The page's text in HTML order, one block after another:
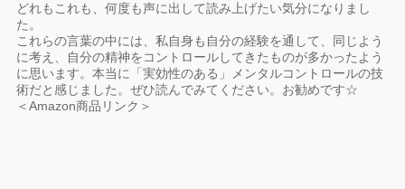
どれもこれも、何度も声に出して読み上げたい気分になりまし
た。
これらの言葉の中には、私自身も自分の経験を通して、同じよう
に考え、自分の精神をコントロールしてきたものが多かったよう
に思います。本当に「実効性のある」メンタルコントロールの技
術だと感じました。ぜひ読んでみてください。お勧めです☆
＜Amazon商品リンク＞